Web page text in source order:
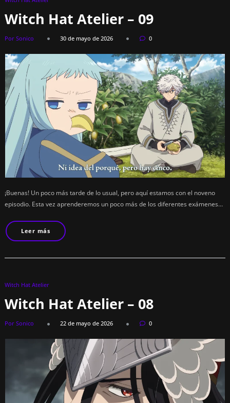
Witch Hat Atelier – 09
Por Sonico 30 de mayo de 2026 0
¡Buenas! Un poco más tarde de lo usual, pero aquí estamos con el noveno
episodio. Esta vez aprenderemos un poco más de los diferentes exámenes…
Leer más
Witch Hat Atelier
Witch Hat Atelier – 08
Por Sonico 22 de mayo de 2026 0